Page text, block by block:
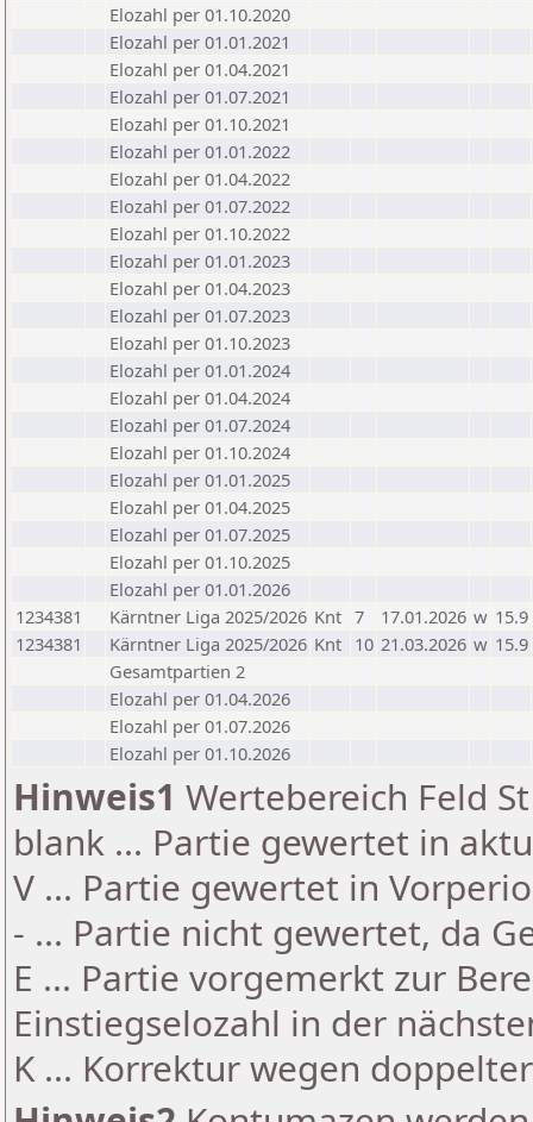
Elozahl per 01.10.2020
Elozahl per 01.01.2021
Elozahl per 01.04.2021
Elozahl per 01.07.2021
Elozahl per 01.10.2021
Elozahl per 01.01.2022
Elozahl per 01.04.2022
Elozahl per 01.07.2022
Elozahl per 01.10.2022
Elozahl per 01.01.2023
Elozahl per 01.04.2023
Elozahl per 01.07.2023
Elozahl per 01.10.2023
Elozahl per 01.01.2024
Elozahl per 01.04.2024
Elozahl per 01.07.2024
Elozahl per 01.10.2024
Elozahl per 01.01.2025
Elozahl per 01.04.2025
Elozahl per 01.07.2025
Elozahl per 01.10.2025
Elozahl per 01.01.2026
1234381
Kärntner Liga 2025/2026 Knt 7 17.01.2026 w 15.9
1234381
Kärntner Liga 2025/2026 Knt 10 21.03.2026 w 15.9
Gesamtpartien 2
Elozahl per 01.04.2026
Elozahl per 01.07.2026
Elozahl per 01.10.2026
Hinweis1 Wertebereich Feld
blank ... Partie gewertet in
V ... Partie gewertet in
- ... Partie nicht gewertet, da
E ... Partie vorgemerkt zur
Einstiegselozahl in der
K ... Korrektur wegen